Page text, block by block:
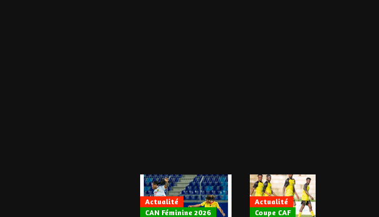
Actualité
CAN Féminine 2026
Actualité
Coupe CAF